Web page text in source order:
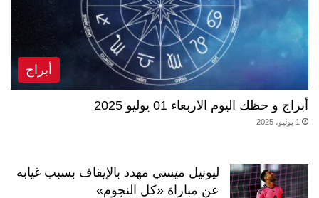
أبراج
أبراج و حظك اليوم الاربعاء 01 يوليو 2025
1 يوليو، 2025
ليونيل ميسي مهدد بالإيقاف بسبب غيابه
عن مباراة «كل النجوم»